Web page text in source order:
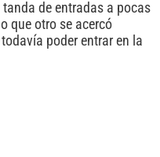
de entradas a pocas
que otro se acercó
poder entrar en la